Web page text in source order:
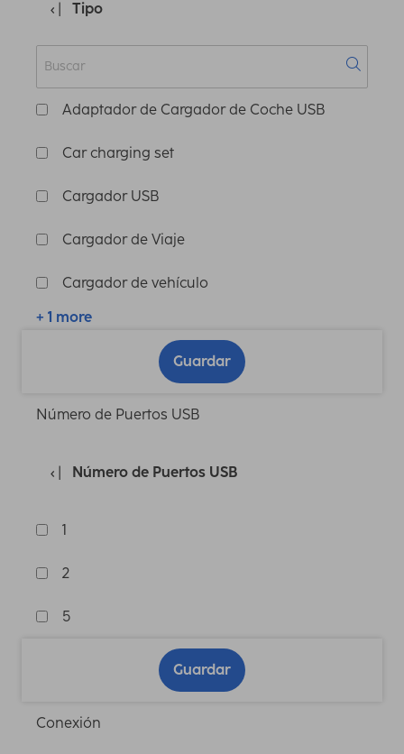
Tipo
Adaptador de Cargador de Coche USB
Car charging set
Cargador USB
Cargador de Viaje
Cargador de vehículo
+ 1 more
Guardar
Número de Puertos USB
Número de Puertos USB
1
2
5
Guardar
Conexión